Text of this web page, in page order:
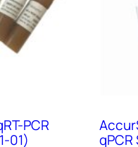
PCR
01)
qPCR